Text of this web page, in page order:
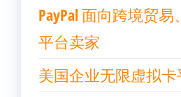
PayPal 面向跨境贸易
平台卖家
美国企业无限虚拟